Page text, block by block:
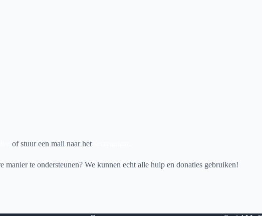
of stuur een mail naar het
manier te ondersteunen? We kunnen echt alle hulp en donaties gebruiken!